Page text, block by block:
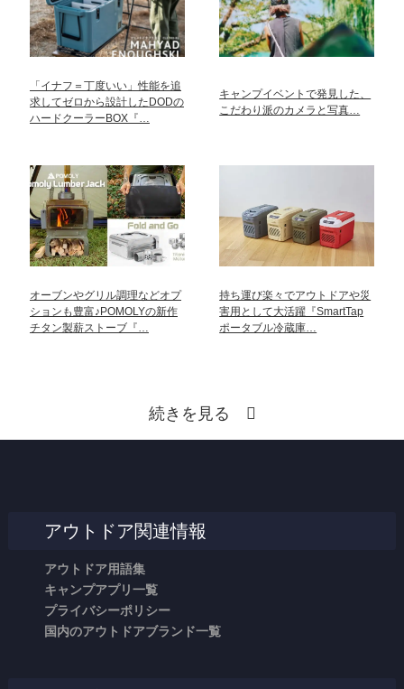
「イナフ＝丁度いい」性能を追
求してゼロから設計したDODの
ハードクーラーBOX『…
キャンプイベントで発見した、
こだわり派のカメラと写真…
オーブンやグリル調理などオプ
ションも豊富♪POMOLYの新作
チタン製薪ストーブ『…
持ち運び楽々でアウトドアや災
害用として大活躍『SmartTap
ポータブル冷蔵庫…
続きを見る
アウトドア関連情報
アウトドア用語集
キャンプアプリ一覧
プライバシーポリシー
国内のアウトドアブランド一覧